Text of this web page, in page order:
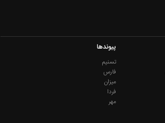
پیوندها
تسنیم
فارس
میزان
فردا
مهر